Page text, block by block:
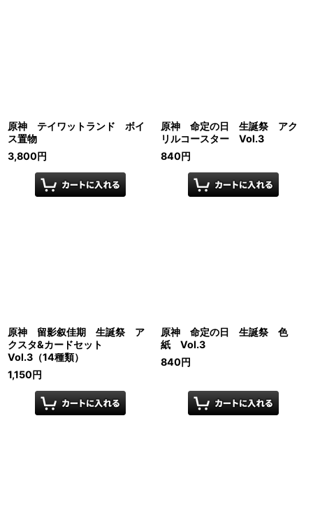
原神 テイワットランド ボイ
ス置物
3,800円
原神 命定の日 生誕祭 アク
リルコースター Vol.3
840円
原神 留影叙佳期 生誕祭 ア
クスタ&カードセット
Vol.3（14種類）
1,150円
原神 命定の日 生誕祭 色
紙 Vol.3
840円